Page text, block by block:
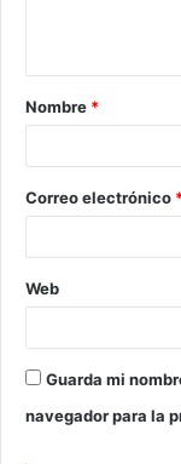
Nombre *
Correo electrónico
Web
Guarda mi
navegador para la